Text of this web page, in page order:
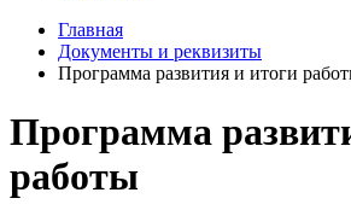
Главная
Документы и реквизиты
Программа развития и итоги
Программа
работы